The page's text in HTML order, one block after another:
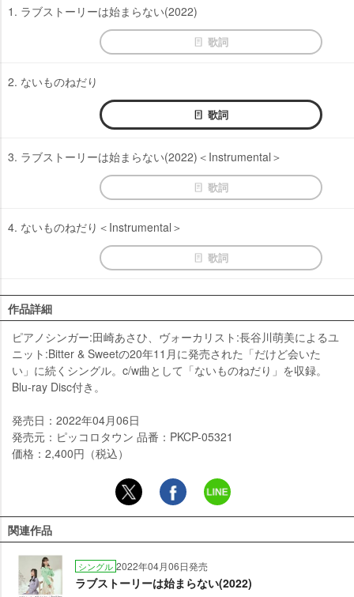
1. ラブストーリーは始まらない(2022)
歌詞
2. ないものねだり
歌詞
3. ラブストーリーは始まらない(2022)＜Instrumental＞
歌詞
4. ないものねだり＜Instrumental＞
歌詞
作品詳細
ピアノシンガー:田崎あさひ、ヴォーカリスト:長谷川萌美によるユ
ニット:Bitter & Sweetの20年11月に発売された「だけど会いた
い」に続くシングル。c/w曲として「ないものねだり」を収録。
Blu-ray Disc付き。
発売日：2022年04月06日
発売元：ピッコロタウン 品番：PKCP-05321
価格：2,400円（税込）
関連作品
シングル 2022年04月06日発売
ラブストーリーは始まらない(2022)